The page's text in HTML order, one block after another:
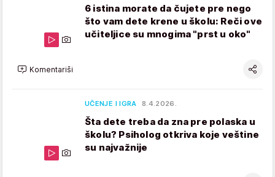
6 istina morate da čujete pre nego
što vam dete krene u školu: Reči ove
učiteljice su mnogima "prst u oko"
Komentariši
UČENJE I IGRA 8.4.2026.
Šta dete treba da zna pre polaska u
školu? Psiholog otkriva koje veštine
su najvažnije